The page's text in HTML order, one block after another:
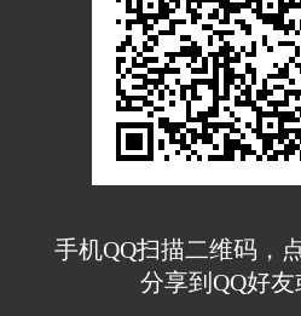
手机QQ扫描二维码，
分享到QQ好友